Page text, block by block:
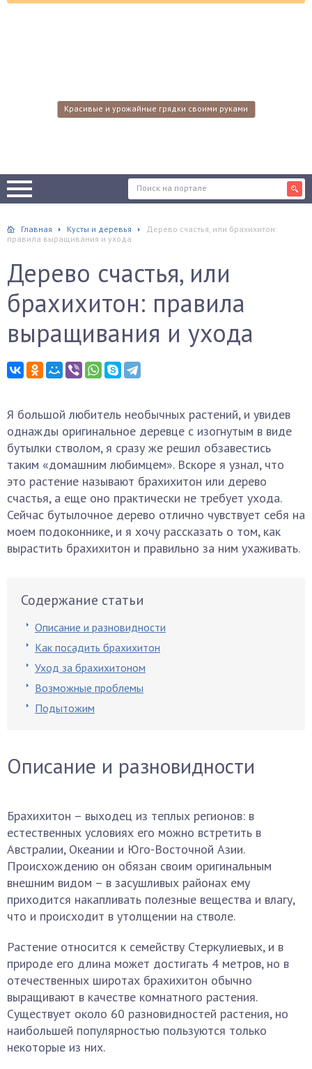
Красивые и урожайные грядки своими руками
Главная Кусты и деревья
Дерево счастья, или брахихитон:
правила выращивания и ухода
Дерево счастья, или
брахихитон: правила
выращивания и ухода
Я большой любитель необычных растений, и увидев
однажды оригинальное деревце с изогнутым в виде
бутылки стволом, я сразу же решил обзавестись
таким «домашним любимцем». Вскоре я узнал, что
это растение называют брахихитон или дерево
счастья, а еще оно практически не требует ухода.
Сейчас бутылочное дерево отлично чувствует себя на
моем подоконнике, и я хочу рассказать о том, как
вырастить брахихитон и правильно за ним ухаживать.
Содержание статьи
Описание и разновидности
Как посадить брахихитон
Уход за брахихитоном
Возможные проблемы
Подытожим
Описание и разновидности
Брахихитон – выходец из теплых регионов: в
естественных условиях его можно встретить в
Австралии, Океании и Юго-Восточной Азии.
Происхождению он обязан своим оригинальным
внешним видом – в засушливых районах ему
приходится накапливать полезные вещества и влагу,
что и происходит в утолщении на стволе.
Растение относится к семейству Стеркулиевых, и в
природе его длина может достигать 4 метров, но в
отечественных широтах брахихитон обычно
выращивают в качестве комнатного растения.
Существует около 60 разновидностей растения, но
наибольшей популярностью пользуются только
некоторые из них.